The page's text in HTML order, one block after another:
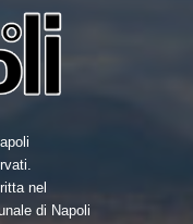
nel
di Napoli